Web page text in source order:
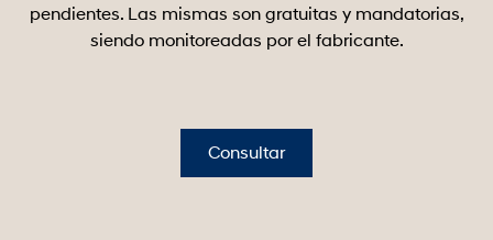
pendientes. Las mismas son gratuitas y mandatorias,
siendo monitoreadas por el fabricante.
Consultar